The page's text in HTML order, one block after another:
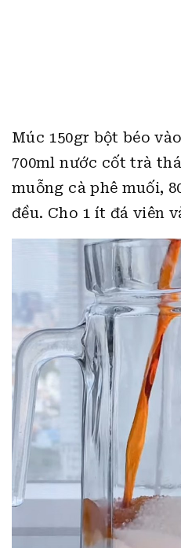
Múc 150gr bột béo
700ml nước cốt trà
muỗng cà phê muối,
đều. Cho 1 ít đá viên